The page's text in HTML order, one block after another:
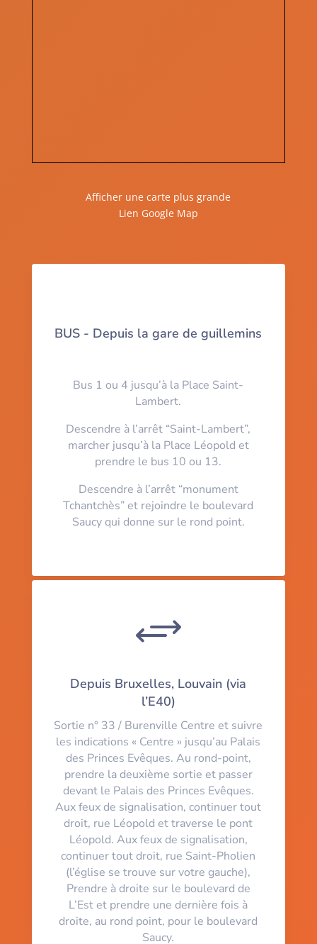
Afficher une carte plus grande
Lien Google Map
BUS - Depuis la gare de guillemins
Bus 1 ou 4 jusqu’à la Place Saint-
Lambert.
Descendre à l’arrêt “Saint-Lambert”,
marcher jusqu’à la Place Léopold et
prendre le bus 10 ou 13.
Descendre à l’arrêt “monument
Tchantchès” et rejoindre le boulevard
Saucy qui donne sur le rond point.
+
Depuis Bruxelles, Louvain (via
l’E40)
Sortie n° 33 / Burenville Centre et suivre
les indications « Centre » jusqu’au Palais
des Princes Evêques. Au rond-point,
prendre la deuxième sortie et passer
devant le Palais des Princes Evêques.
Aux feux de signalisation, continuer tout
droit, rue Léopold et traverse le pont
Léopold. Aux feux de signalisation,
continuer tout droit, rue Saint-Pholien
(l’église se trouve sur votre gauche),
Prendre à droite sur le boulevard de
L’Est et prendre une dernière fois à
droite, au rond point, pour le boulevard
Saucy.